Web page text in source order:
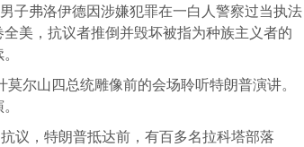
子弗洛伊德因涉嫌犯罪在一白人警察过当执法
美，抗议者推倒并毁坏被指为种族主义者的
尔山四总统雕像前的会场聆听特朗普演讲。
议，特朗普抵达前，有百多名拉科塔部落